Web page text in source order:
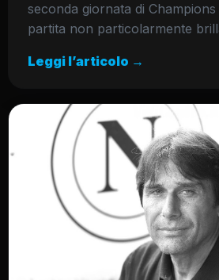
seconda giornata di
partita non particolarmente
Leggi l’articolo →